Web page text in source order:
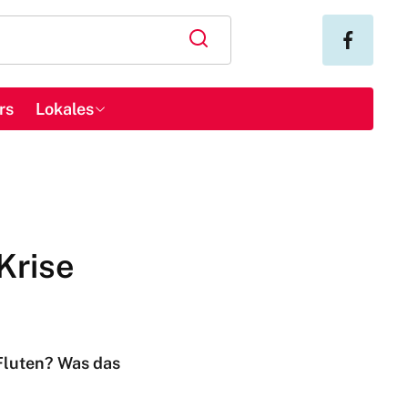
Lokales
Was das